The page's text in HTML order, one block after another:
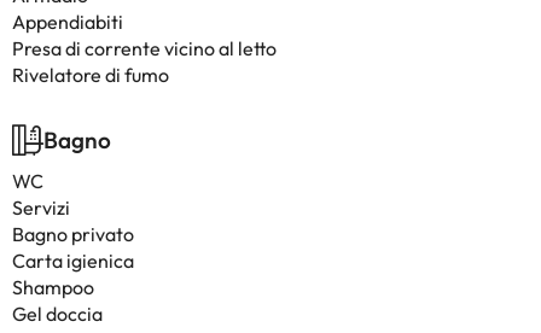
Appendiabiti
Presa di corrente vicino al letto
Rivelatore di fumo
Bagno
WC
Servizi
Bagno privato
Carta igienica
Shampoo
Gel doccia